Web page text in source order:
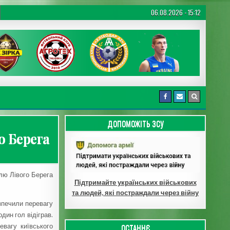
06.08.2026 - 15:12
Берега
Лівого Берега
перевагу
гол відіграв.
київського
ДОПОМОЖІТЬ ЗСУ
Підтримайте українських військових
та людей, які постраждали через війну
ОСТАННЄ